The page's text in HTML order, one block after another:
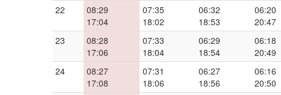
22
08:29
17:04
07:35
18:02
06:32
18:53
06:20
20:47
23
08:28
17:06
07:33
18:04
06:29
18:54
06:18
20:49
24
08:27
17:08
07:31
18:06
06:27
18:56
06:16
20:50